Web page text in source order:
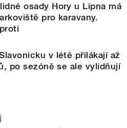
osady Hory u Lipna má
pro karavany.
v létě přilákají až
po sezóně se ale vylidňují